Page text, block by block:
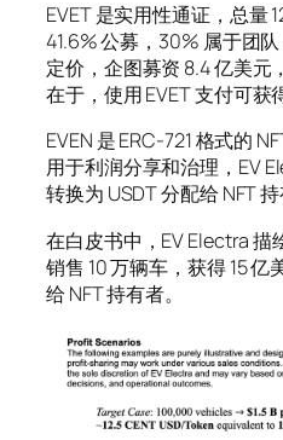
EVET 是实用性通证，总量
41.6% 公募，30% 属于团队
定价，企图募资 8.4 亿美元
在于，使用 EVET 支付可获
EVEN 是 ERC-721 格式的
用于利润分享和治理，EV
转换为 USDT 分配给 NFT 持
在白皮书中，EV Electra 描
销售 10 万辆车，获得 15 亿
给 NFT 持有者。